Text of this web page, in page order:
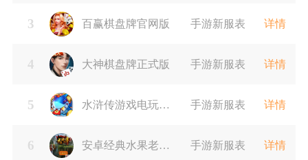
最新
3 百赢棋盘牌官网版 手游新服表 详情
4 大神棋盘牌正式版 手游新服表 详情
5 水浒传游戏电玩苹
果版
手游新服表 详情
6 安卓经典水果老虎 手游新服表 详情